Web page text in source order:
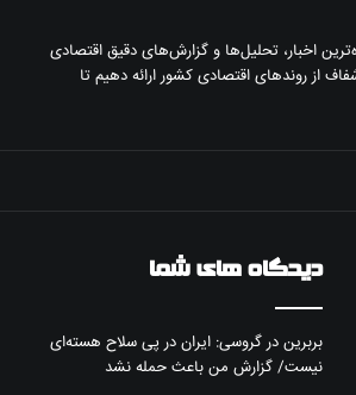
اخبار، تحلیل‌ها و گزارش‌های دقیق اقتصادی
از روندهای اقتصادی کشور ارائه دهیم تا
دیدگاه های شما
بربرین درگروسی: ایران در پی سلاح هسته‌ای
نیست/ گزارش من باعث حمله نشد